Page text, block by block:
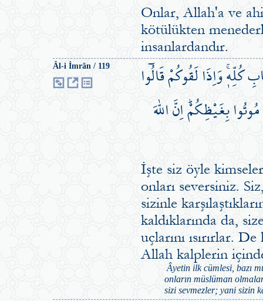
Onlar, Allah'a ve
kötülükten
insanlardandır.
Âl-i İmrân / 119
كُلِّه۪ۚ وَاِذَا لَقُوكُمْ قَالُٓوا
بِغَيْظِكُمْۜ اِنَّ اللّٰهَ
İşte siz öyle
onları seversiniz.
sizinle
kaldıklarında da,
uçlarını ısırırlar.
Allah kalplerin
Âyetin ilk cümlesi, bazı
onların müslüman
sizi sevmezler; yani sizin